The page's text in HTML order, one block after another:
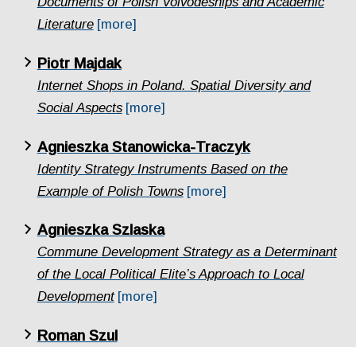
Literature [more]
Piotr Majdak
Internet Shops in Poland. Spatial Diversity and
Social Aspects [more]
Agnieszka Stanowicka-Traczyk
Identity Strategy Instruments Based on the
Example of Polish Towns [more]
Agnieszka Szlaska
Commune Development Strategy as a Determinant
of the Local Political Elite’s Approach to Local
Development [more]
Roman Szul